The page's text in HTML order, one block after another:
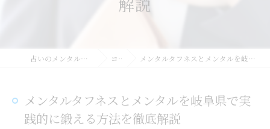
占いのメンタルサポートならライデザ コラム メンタルタフネスとメンタルを岐阜県で実践的に鍛える方法を徹底解説
メンタルタフネスとメンタルを岐阜県で実
践的に鍛える方法を徹底解説